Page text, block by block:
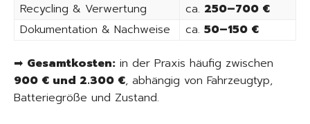
Recycling & Verwertung
ca. 250–700 €
Dokumentation & Nachweise
ca. 50–150 €
➡ Gesamtkosten: in der Praxis häufig zwischen
900 € und 2.300 €, abhängig von Fahrzeugtyp,
Batteriegröße und Zustand.